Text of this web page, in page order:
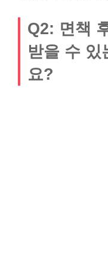
Q2: 면책
받을 수 있
요?